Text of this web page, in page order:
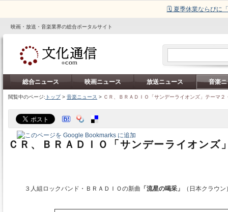
🗓️ 夏季休業ならびに
映画・放送・音楽業界の総合ポータルサイト
総合ニュース 映画ニュース 放送ニュース 音楽
閲覧中のページ: トップ> 音楽ニュース > ＣＲ、ＢＲＡＤＩＯ「サンデーライオンズ」テーマ２
ＣＲ、ＢＲＡＤＩＯ「サンデーライオンズ
３人組ロックバンド・ＢＲＡＤＩＯの新曲 「流星の喝采」 （日本クラウ